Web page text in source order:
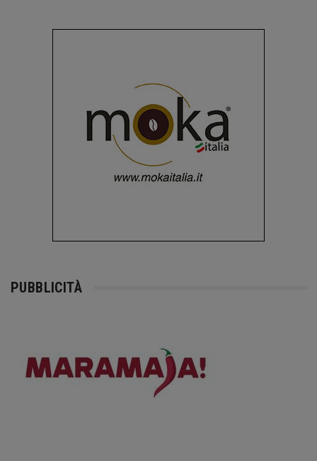
PUBBLICITÀ